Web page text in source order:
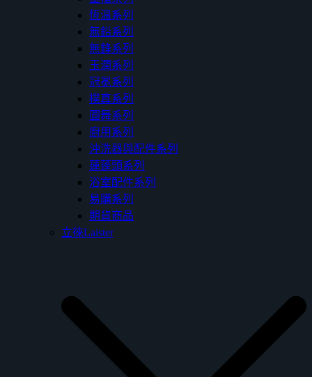
恆溫系列
無鉛系列
無鋒系列
玉潤系列
冠冕系列
樸真系列
圓舞系列
廚用系列
沖洗器與配件系列
蓮蓬頭系列
浴室配件系列
易購系列
期貨商品
立徠Laister